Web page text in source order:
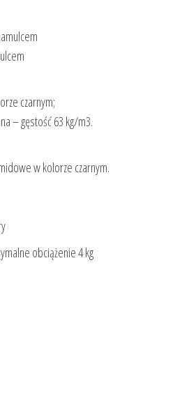
czarnym;
– gęstość 63 kg/m3.
w kolorze czarnym.
obciążenie 4 kg